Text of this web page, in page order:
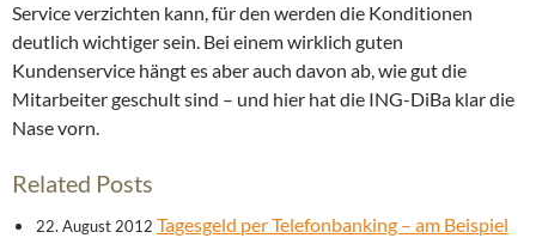
Service verzichten kann, für den werden die Konditionen
deutlich wichtiger sein. Bei einem wirklich guten
Kundenservice hängt es aber auch davon ab, wie gut die
Mitarbeiter geschult sind – und hier hat die ING-DiBa klar die
Nase vorn.
Related Posts
22. August 2012 Tagesgeld per Telefonbanking – am Beispiel